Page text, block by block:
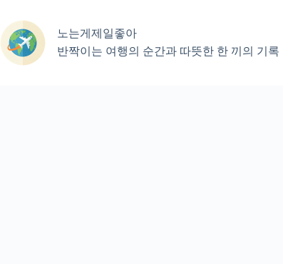
으
로
노는게제일좋아
반짝이는 여행의 순간과 따뜻한 한 끼의 기록